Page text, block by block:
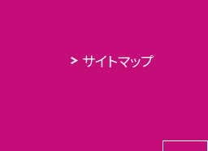
サイトマップ